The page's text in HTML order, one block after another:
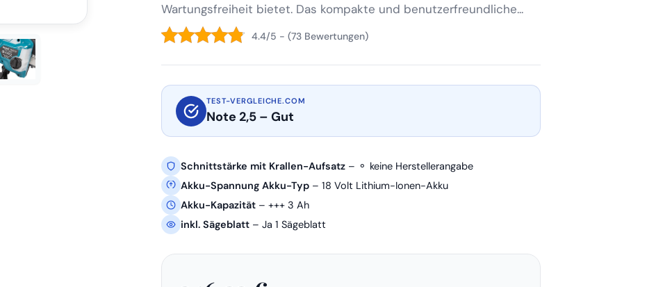
Wartungsfreiheit bietet. Das kompakte und benutzerfreundliche...
4.4/5 - (73 Bewertungen)
TEST-VERGLEICHE.COM
Note 2,5 – Gut
Schnittstärke mit Krallen-Aufsatz – ⚬ keine Herstellerangabe
Akku-Spannung Akku-Typ – 18 Volt Lithium-Ionen-Akku
Akku-Kapazität – +++ 3 Ah
inkl. Sägeblatt – Ja 1 Sägeblatt